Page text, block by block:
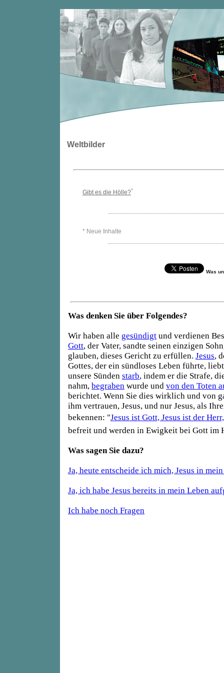
Weltbilder
Gibt es die Hölle?*
* Neue Inhalte
Was